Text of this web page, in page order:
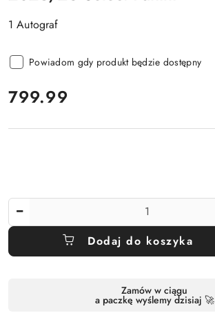
1 Autograf
Powiadom gdy produkt będzie dostępny
cena:
799.99
Dodaj do koszyka
Zamów w ciągu
a paczkę wyślemy dzisiaj 🚀